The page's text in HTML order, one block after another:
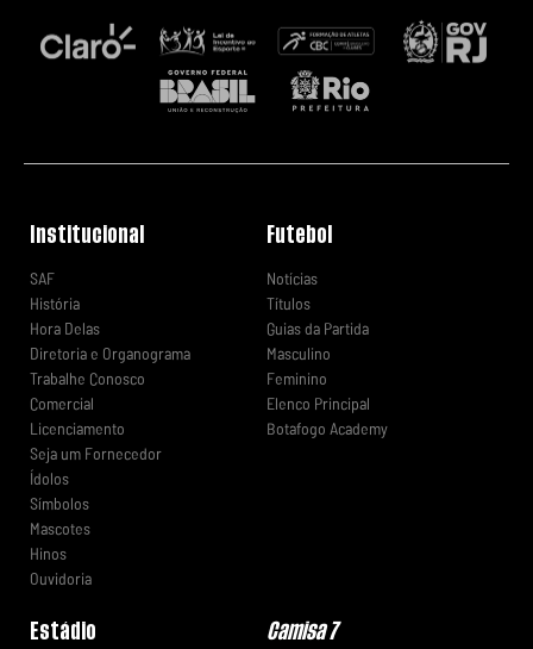
Institucional
SAF
História
Hora Delas
Diretoria e Organograma
Trabalhe Conosco
Comercial
Licenciamento
Seja um Fornecedor
Ídolos
Símbolos
Mascotes
Hinos
Ouvidoria
Futebol
Notícias
Títulos
Guias da Partida
Masculino
Feminino
Elenco Principal
Botafogo Academy
Estádio Camisa 7